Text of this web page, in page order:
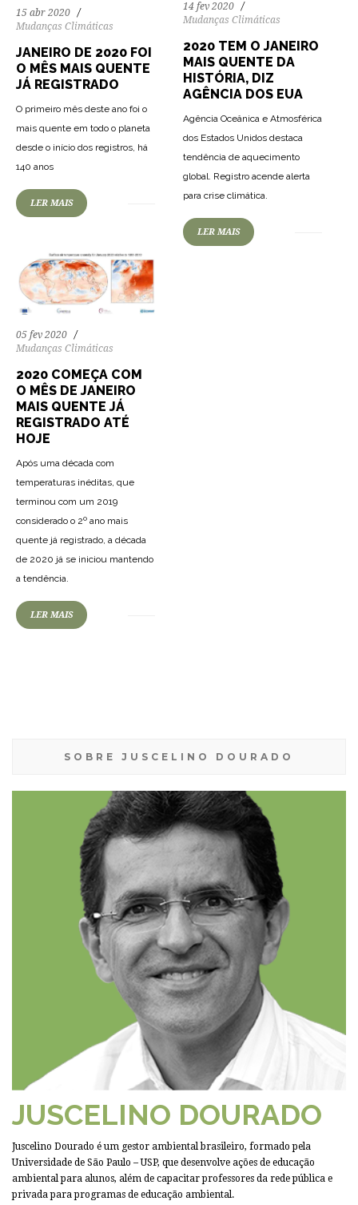
15 abr 2020
Mudanças Climáticas
JANEIRO DE 2020 FOI
O MÊS MAIS QUENTE
JÁ REGISTRADO
O primeiro mês deste ano foi o
mais quente em todo o planeta
desde o início dos registros, há
140 anos
LER MAIS
14 fev 2020
Mudanças Climáticas
2020 TEM O JANEIRO
MAIS QUENTE DA
HISTÓRIA, DIZ
AGÊNCIA DOS EUA
Agência Oceânica e Atmosférica
dos Estados Unidos destaca
tendência de aquecimento
global. Registro acende alerta
para crise climática.
LER MAIS
05 fev 2020
Mudanças Climáticas
2020 COMEÇA COM
O MÊS DE JANEIRO
MAIS QUENTE JÁ
REGISTRADO ATÉ
HOJE
Após uma década com
temperaturas inéditas, que
terminou com um 2019
considerado o 2º ano mais
quente já registrado, a década
de 2020 já se iniciou mantendo
a tendência.
LER MAIS
SOBRE JUSCELINO DOURADO
JUSCELINO DOURADO
Juscelino Dourado é um gestor ambiental brasileiro, formado pela
Universidade de São Paulo – USP, que desenvolve ações de educação
ambiental para alunos, além de capacitar professores da rede pública e
privada para programas de educação ambiental.